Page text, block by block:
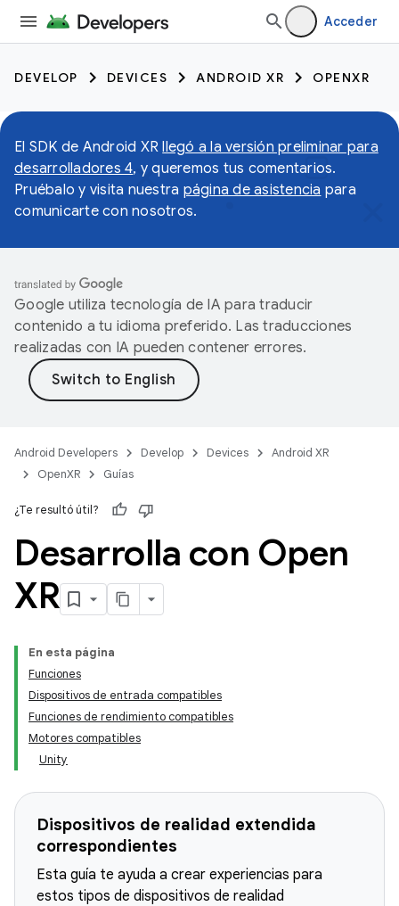
Acceder
DEVELOP DEVICES ANDROID XR OPENXR
El SDK de Android XRllegó a la versión preliminar para
desarrolladores 4, y queremos tus comentarios.
Pruébalo y visita nuestra página de asistencia para
comunicarte con nosotros.
Google utiliza tecnología de IA para traducir
contenido a tu idioma preferido. Las traducciones
realizadas con IA pueden contener errores.
Android Developers Develop Devices
Android XR
OpenXR
Guías
¿Te resultó útil?
Desarrolla con Open
XR
En esta página
Funciones
Dispositivos de entrada compatibles
Funciones de rendimiento compatibles
Motores compatibles
Unity
Dispositivos de realidad extendida
correspondientes
Esta guía te ayuda a crear experiencias para
estos tipos de dispositivos de realidad